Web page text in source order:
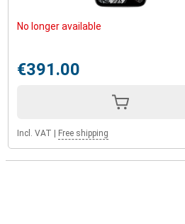
No longer available
€391.00
Incl. VAT Free shipping